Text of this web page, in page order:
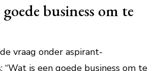
business om te
vraag onder aspirant-
“Wat is een goede business om te